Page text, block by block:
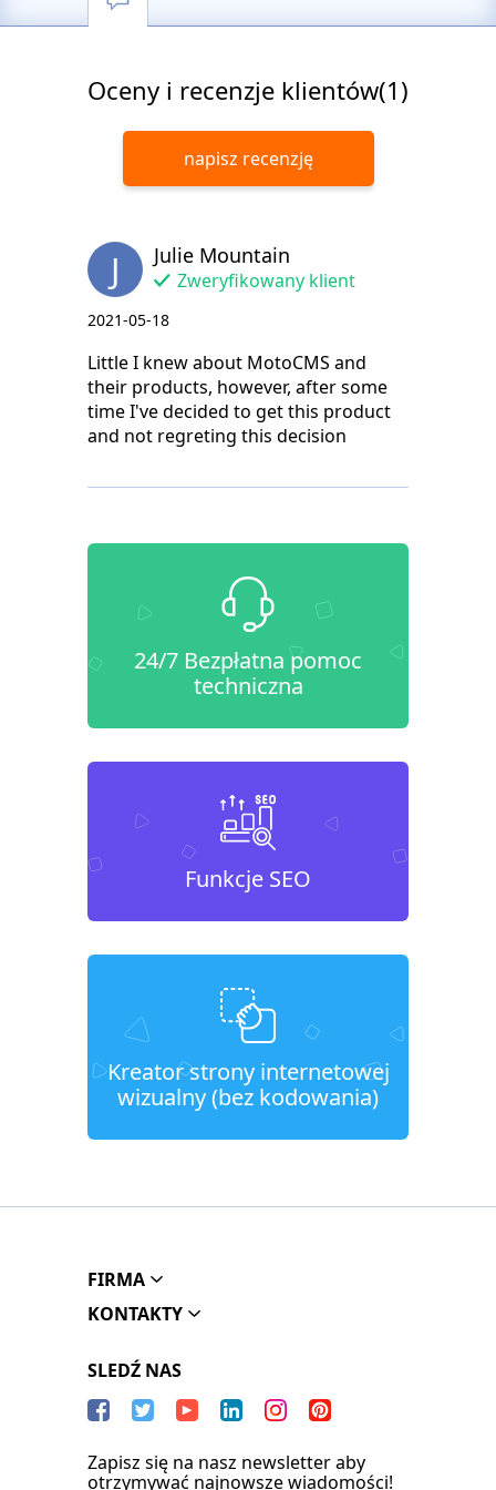
Oceny i recenzje klientów(1)
napisz recenzję
J Julie Mountain
Zweryfikowany klient
2021-05-18
Little I knew about MotoCMS and
their products, however, after some
time I've decided to get this product
and not regreting this decision
24/7 Bezpłatna pomoc
techniczna
Funkcje SEO
Kreator strony internetowej
wizualny (bez kodowania)
FIRMA
KONTAKTY
SLEDŹ NAS
Zapisz się na nasz newsletter aby
otrzymywać najnowsze wiadomości!